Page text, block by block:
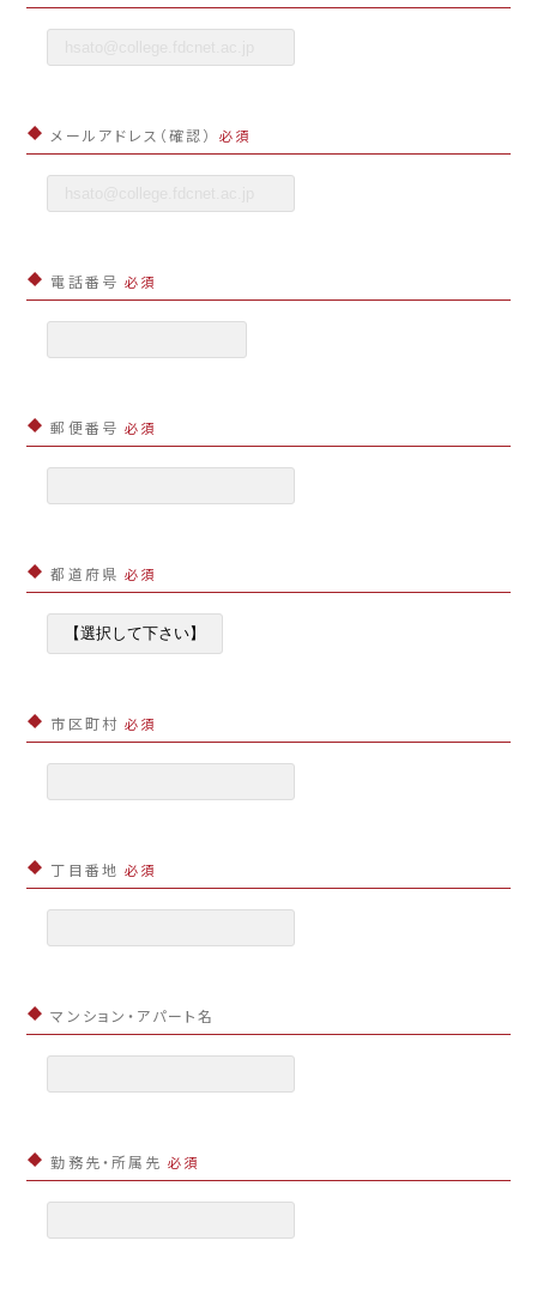
メールアドレス（確認） 必須
電話番号 必須
郵便番号 必須
都道府県 必須
市区町村 必須
丁目番地 必須
マンション・アパート名
勤務先・所属先 必須